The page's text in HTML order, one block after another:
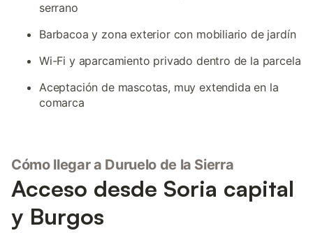
serrano
Barbacoa y zona exterior con mobiliario de jardín
Wi-Fi y aparcamiento privado dentro de la parcela
Aceptación de mascotas, muy extendida en la
comarca
Cómo llegar a Duruelo de la Sierra
Acceso desde Soria capital
y Burgos